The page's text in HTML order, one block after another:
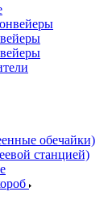
обечайки)
станцией)